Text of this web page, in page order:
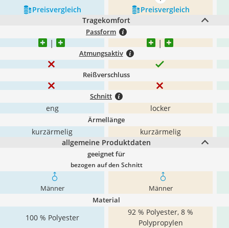
Preis­vergleich
Preis­vergleich
Tragekomfort
Passform
Atmungsaktiv
Reißverschluss
Schnitt
eng locker
Ärmellänge
kurzärmelig
kurzärmelig
allgemeine Produktdaten
geeignet für
bezogen auf den Schnitt
Männer Männer
Material
100 % Polyester
92 % Polyester, 8 %
Polypropylen